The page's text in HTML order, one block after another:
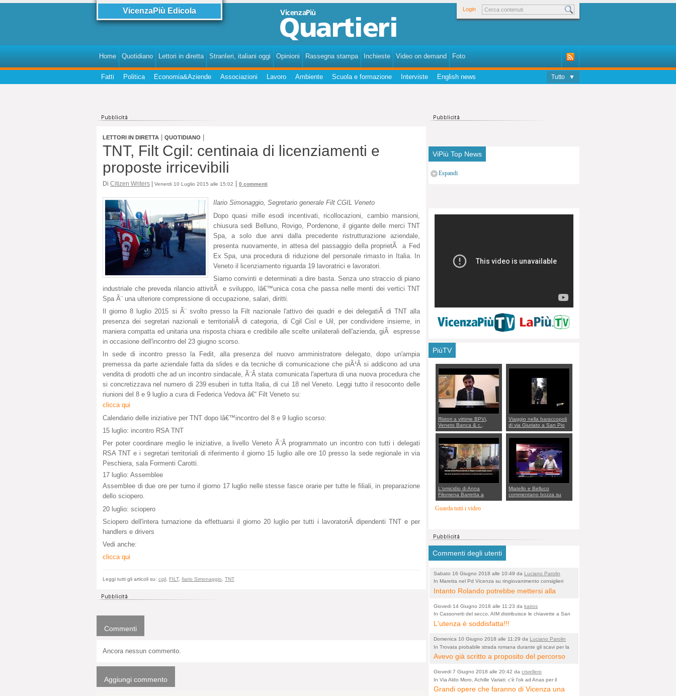
VicenzaPiù Edicola Login
Home Quotidiano Lettori in diretta StranIeri, italiani oggi Opinioni Rassegna stampa Inchieste Video on demand Foto
Fatti Politica Economia&Aziende Associazioni Lavoro Ambiente Scuola e formazione Interviste English news Tutto ▼
LETTORI IN DIRETTA QUOTIDIANO
TNT, Filt Cgil: centinaia di licenziamenti e
proposte irricevibili
Di Citizen Writers | Venerdi 10 Luglio 2015 alle 15:02 0 commenti
Ilario Simonaggio, Segretario generale Filt CGIL Veneto
Dopo quasi mille esodi incentivati, ricollocazioni, cambio mansioni,
chiusura sedi Belluno, Rovigo, Pordenone, il gigante delle merci TNT
Spa, a solo due anni dalla precedente ristrutturazione aziendale,
presenta nuovamente, in attesa del passaggio della proprietÃ a Fed
Ex Spa, una procedura di riduzione del personale rimasto in Italia. In
Veneto il licenziamento riguarda 19 lavoratrici e lavoratori.
Siamo convinti e determinati a dire basta. Senza uno straccio di piano
industriale che preveda rilancio attivitÃ e sviluppo, lâ€™unica cosa che passa nelle menti dei vertici TNT
Spa Ã¨ una ulteriore compressione di occupazione, salari, diritti.
Il giorno 8 luglio 2015 si Ã¨ svolto presso la Filt nazionale l'attivo dei quadri e dei delegatiÂ di TNT alla
presenza dei segretari nazionali e territorialiÂ di categoria, di Cgil Cisl e Uil, per condividere insieme, in
maniera compatta ed unitaria una risposta chiara e credibile alle scelte unilaterali dell'azienda, giÃ espresse
in occasione dell'incontro del 23 giugno scorso.
In sede di incontro presso la Fedit, alla presenza del nuovo amministratore delegato, dopo un'ampia
premessa da parte aziendale fatta da slides e da tecniche di comunicazione che piÃ¹Â si addicono ad una
vendita di prodotti che ad un incontro sindacale, Ã¨Â stata comunicata l'apertura di una nuova procedura che
si concretizzava nel numero di 239 esuberi in tutta Italia, di cui 18 nel Veneto. Leggi tutto il resoconto delle
riunioni del 8 e 9 luglio a cura di Federica Vedova â€“ Filt Veneto su:
clicca qui
Calendario delle iniziative per TNT dopo lâ€™incontro del 8 e 9 luglio scorso:
15 luglio: incontro RSA TNT
Per poter coordinare meglio le iniziative, a livello Veneto Ã¨Â programmato un incontro con tutti i delegati
RSA TNT e i segretari territoriali di riferimento il giorno 15 luglio alle ore 10 presso la sede regionale in via
Peschiera, sala Formenti Carotti.
17 luglio: Assemblee
Assemblee di due ore per turno il giorno 17 luglio nelle stesse fasce orarie per tutte le filiali, in preparazione
dello sciopero.
20 luglio: sciopero
Sciopero dell'intera turnazione da effettuarsi il giorno 20 luglio per tutti i lavoratoriÂ dipendenti TNT e per
handlers e drivers
Vedi anche:
clicca qui
Leggi tutti gli articoli su: cgil, FILT, Ilario Simonaggio, TNT
Commenti
Ancora nessun commento.
Aggiungi commento
ViPiù Top News
Espandi
PiùTV
Ristori a vittime BPVi,
Veneto Banca & c.,
appello al sottosegretario
Alessio Villarosa: per
mettere ordine convochi
con Di Maio CNCU a
supporto della cabina di
regia al Mef
Viaggio nella baraccopoli
di via Giuriato a San Pio
X. Vicenza ai Vicentini:
“faremo un regalo di
Natale ai residenti”
L'omicidio di Anna
Filomena Barretta a
Marano, le indagini dei
carabinieri di Vicenza sul
Miatello e Belluco
commentano bozza su
ristori BPVi e Veneto
Guarda tutti i video
Commenti degli utenti
Sabato 16 Giugno 2018 alle 10:49 da Luciano Parolin
(Luciano)
In Maretta nel Pd Vicenza su ringiovanimento consiglieri
comunali? Gianni Rolando: "non mi dimetto". Angelo
Intanto Rolando potrebbe mettersi alla
l'acqua alle Maddalene, con tanti Auguri di
Acque Vicentine, magari deviando il
Giovedi 14 Giugno 2018 alle 11:23 da kairos
In Cassonetti del secco, AIM distribuisce le chiavette a San
Pio X
L'utenza è soddisfatta!!!
Domenica 10 Giugno 2018 alle 11:29 da Luciano Parolin
(Luciano)
In Trovata probabile strada romana durante gli scavi per la
bretella dell'Albera. Un nuovo stop?
Avevo già scritto a proposito del percorso
archeologico. La zona è sicuramente ricca
di testimonianze religiose, con insediamenti
Giovedi 7 Giugno 2018 alle 20:42 da crivellero
In Via Aldo Moro, Achille Variati: c'è l'ok ad Anas per il
completamento della tangenziale
Grandi opere che faranno di Vicenza una